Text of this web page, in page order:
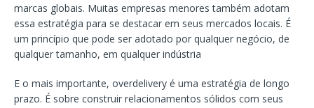
marcas globais. Muitas empresas menores também adotam
essa estratégia para se destacar em seus mercados locais. É
um princípio que pode ser adotado por qualquer negócio, de
qualquer tamanho, em qualquer indústria
E o mais importante, overdelivery é uma estratégia de longo
prazo. É sobre construir relacionamentos sólidos com seus